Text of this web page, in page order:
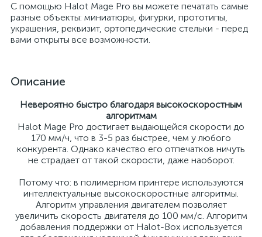
С помощью Halot Mage Pro вы можете печатать самые
разные объекты: миниатюры, фигурки, прототипы,
украшения, реквизит, ортопедические стельки - перед
вами открыты все возможности.
Описание
Невероятно быстро благодаря высокоскоростным
алгоритмам
Halot Mage Pro достигает выдающейся скорости до
170 мм/ч, что в 3-5 раз быстрее, чем у любого
конкурента. Однако качество его отпечатков ничуть
не страдает от такой скорости, даже наоборот.
Потому что: в полимерном принтере используются
интеллектуальные высокоскоростные алгоритмы.
Алгоритм управления двигателем позволяет
увеличить скорость двигателя до 100 мм/с. Алгоритм
добавления поддержки от Halot-Box используется